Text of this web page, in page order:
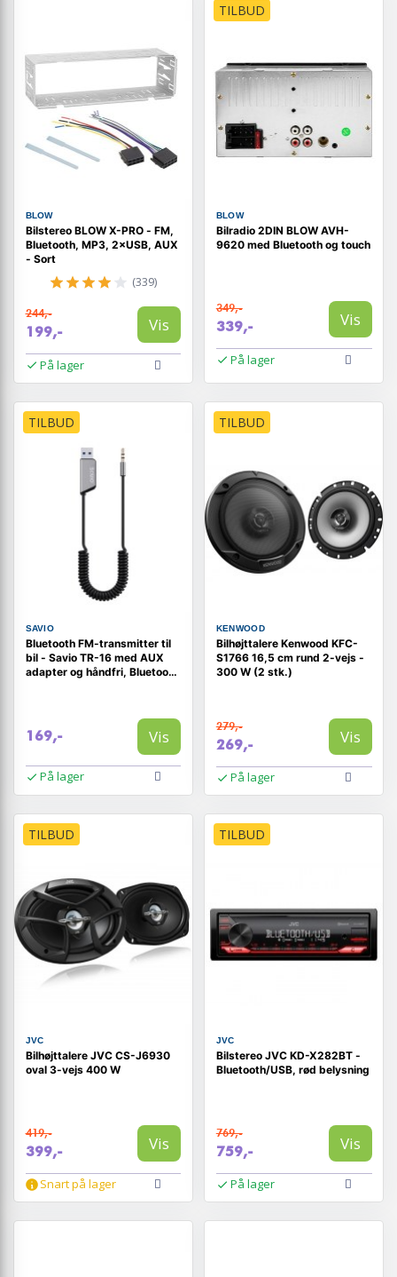
BLOW
Bilstereo BLOW X-PRO - FM,
Bluetooth, MP3, 2×USB, AUX
- Sort
(339)
244,-
199,- Vis
På lager
TILBUD
BLOW
Bilradio 2DIN BLOW AVH-
9620 med Bluetooth og touch
349,-
339,- Vis
På lager
TILBUD
SAVIO
Bluetooth FM-transmitter til
bil - Savio TR-16 med AUX
adapter og håndfri, Bluetooth
169,- Vis
På lager
TILBUD
KENWOOD
Bilhøjttalere Kenwood KFC-
S1766 16,5 cm rund 2-vejs -
300 W (2 stk.)
279,-
269,- Vis
På lager
TILBUD
JVC
Bilhøjttalere JVC CS-J6930
oval 3-vejs 400 W
419,-
399,- Vis
Snart på lager
TILBUD
JVC
Bilstereo JVC KD-X282BT -
Bluetooth/USB, rød belysning
769,-
759,- Vis
På lager